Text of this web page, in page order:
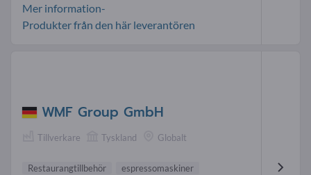
Mer information-
Produkter från den här leverantören
WMF Group GmbH
Tillverkare Tyskland Globalt
Restaurangtillbehör
espressomaskiner